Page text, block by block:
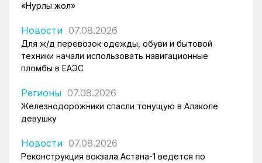
«Нурлы жол»
Новости 07.08.2026
Для ж/д перевозок одежды, обуви и бытовой
техники начали использовать навигационные
пломбы в ЕАЭС
Регионы 07.08.2026
Железнодорожники спасли тонущую в Алаколе
девушку
Новости 07.08.2026
Реконструкция вокзала Астана-1 ведется по